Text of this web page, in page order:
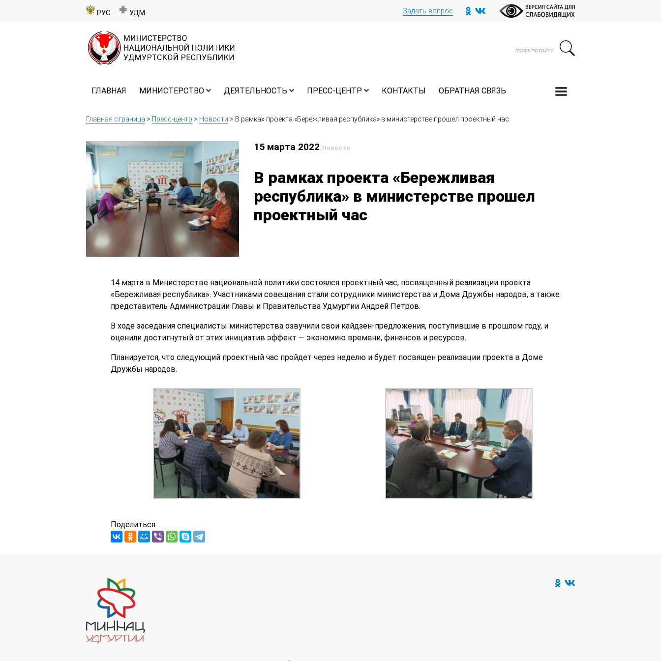
РУС УДМ Задать вопрос
ГЛАВНАЯ МИНИСТЕРСТВО ДЕЯТЕЛЬНОСТЬ ПРЕСС-ЦЕНТР КОНТАКТЫ ОБРАТНАЯ СВЯЗЬ
Главная страница > Пресс-центр > Новости > В рамках проекта «Бережливая республика» в министерстве прошел проектный час
15 марта 2022 Новости
В рамках проекта «Бережливая
республика» в министерстве прошел
проектный час
14 марта в Министерстве национальной политики состоялся проектный час, посвященный реализации проекта
«Бережливая республика». Участниками совещания стали сотрудники министерства и Дома Дружбы народов, а также
представитель Администрации Главы и Правительства Удмуртии Андрей Петров.
В ходе заседания специалисты министерства озвучили свои кайдзен-предложения, поступившие в прошлом году, и
оценили достигнутый от этих инициатив эффект — экономию времени, финансов и ресурсов.
Планируется, что следующий проектный час пройдет через неделю и будет посвящен реализации проекта в Доме
Дружбы народов.
Поделиться